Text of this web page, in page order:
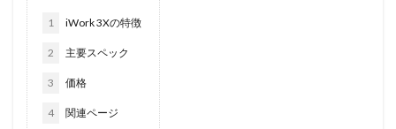
1 iWork 3Xの特徴
2 主要スペック
3 価格
4 関連ページ